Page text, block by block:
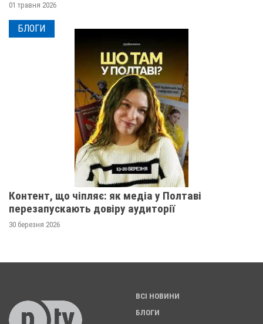
01 травня 2026
БЛОГИ
Контент, що чіпляє: як медіа у Полтаві
перезапускають довіру аудиторії
30 березня 2026
ВСІ НОВИНИ
БЛОГИ